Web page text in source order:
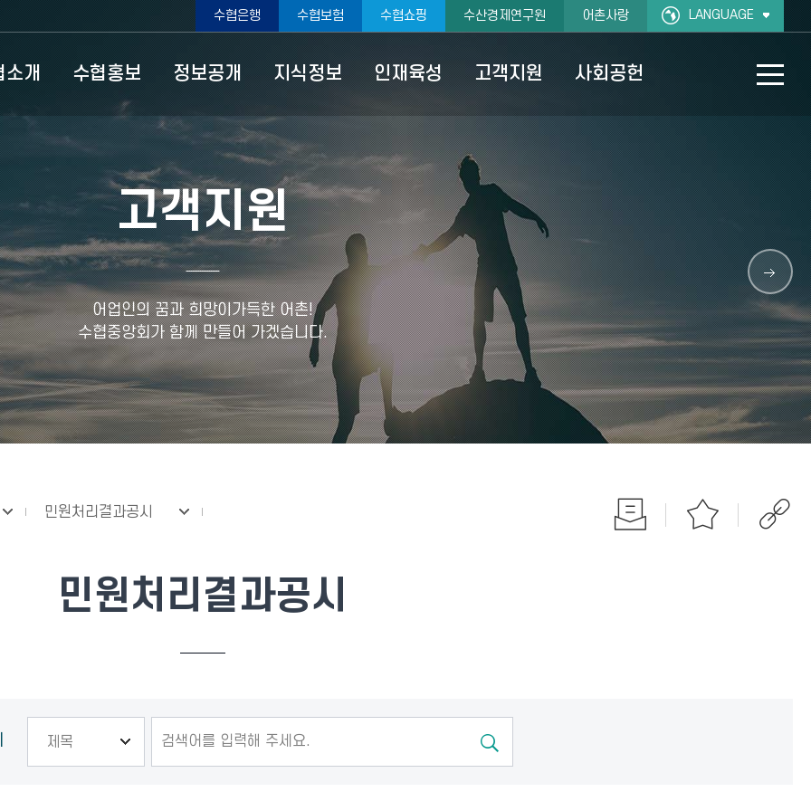
수협은행 수협보험 수협쇼핑 수산경제연구원 어촌사랑 LANGUAGE
소개 수협홍보 정보공개 지식정보 인재육성 고객지원 사회공헌
고객지원
어업인의 꿈과 희망이가득한 어촌!
수협중앙회가 함께 만들어 가겠습니다.
민원처리결과공시
민원처리결과공시